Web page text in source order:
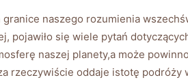
naszego rozumienia
pojawiło się wiele pytań
naszej planety,a może
rzeczywiście oddaje istotę